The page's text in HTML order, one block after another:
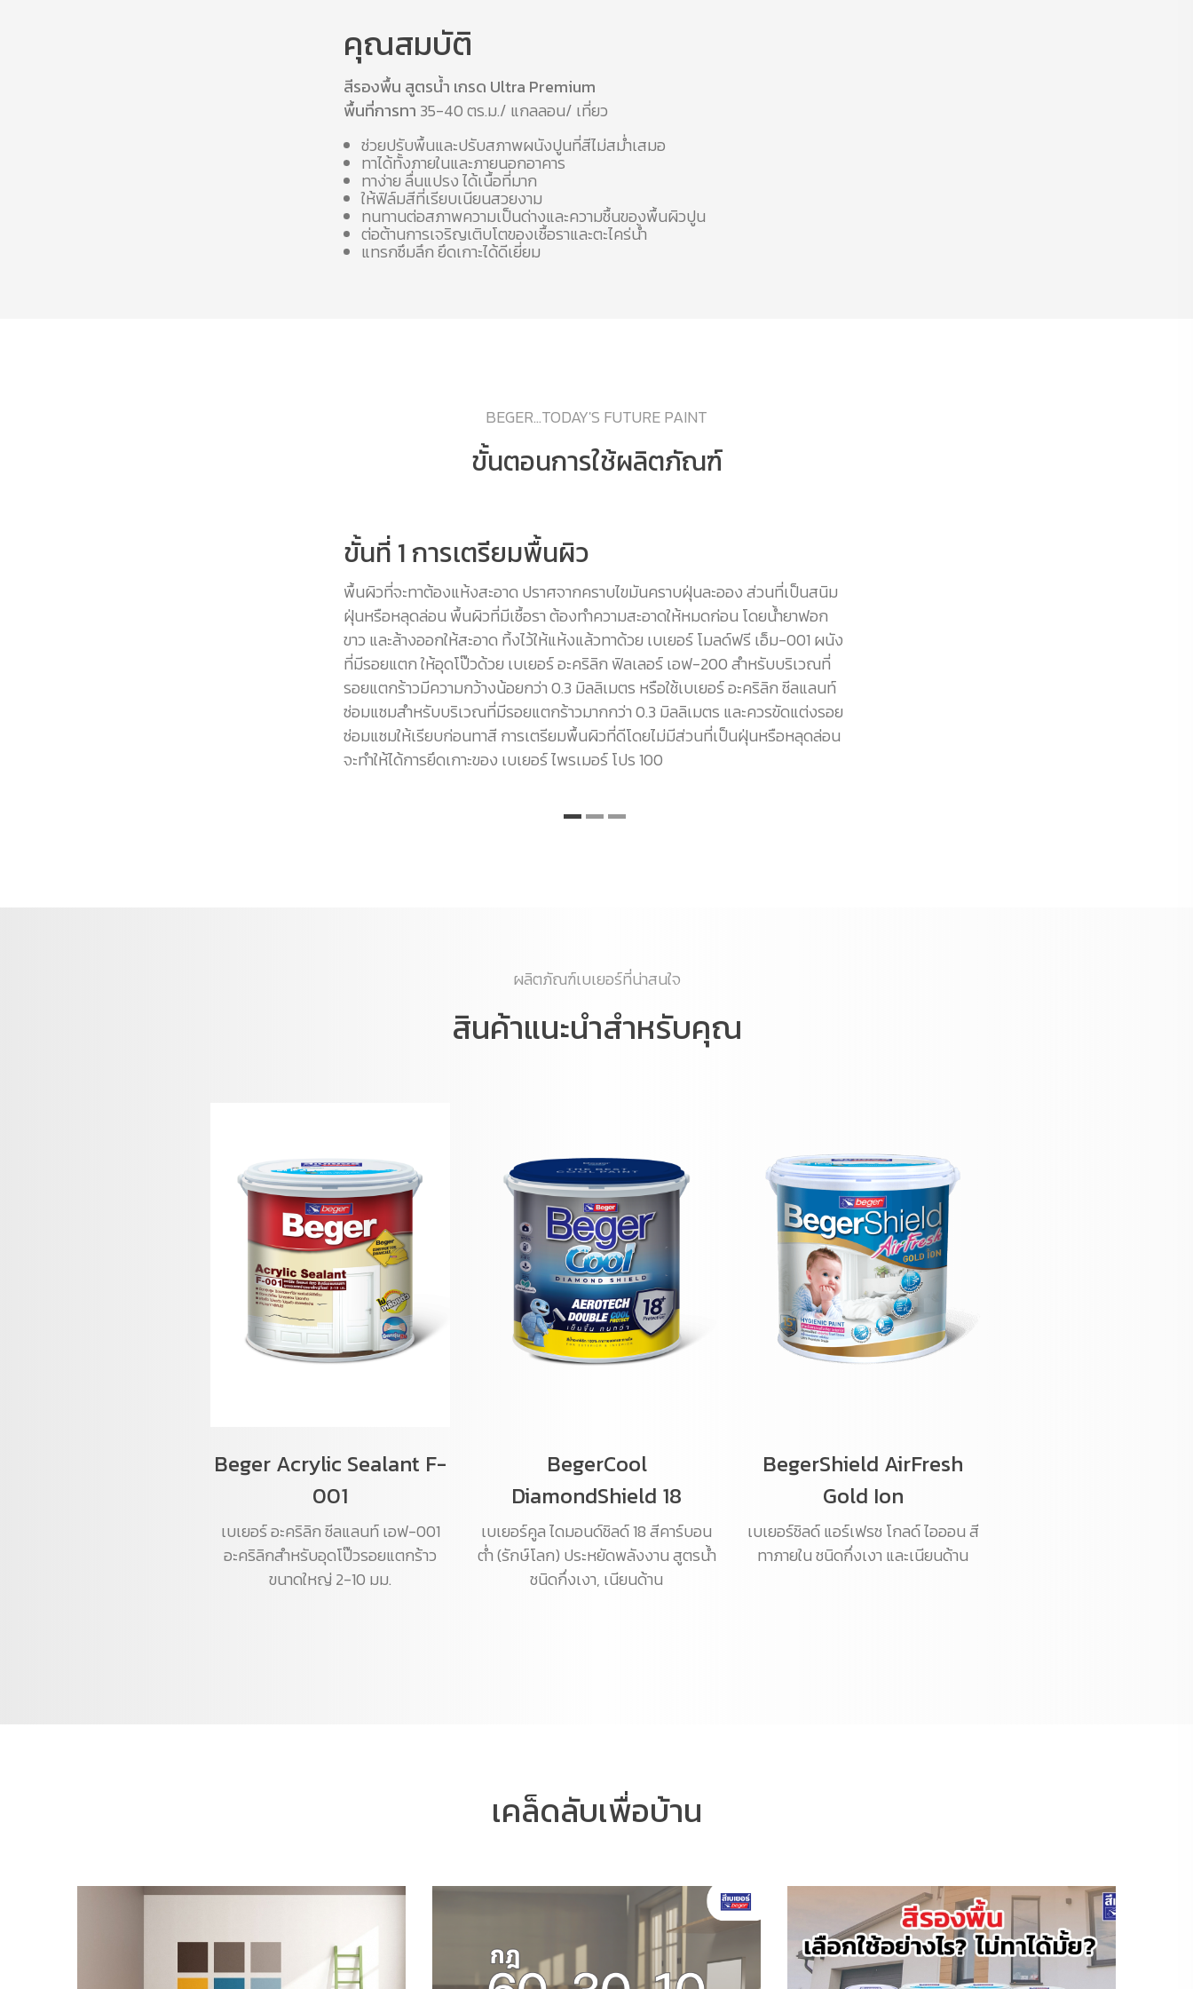
คุณสมบัติ
สีรองพื้น สูตรน้ำ เกรด Ultra Premium
พื้นที่การทา 35-40 ตร.ม./ แกลลอน/ เที่ยว
ช่วยปรับพื้นและปรับสภาพผนังปูนที่สีไม่สม่ำเสมอ
ทาได้ทั้งภายในและภายนอกอาคาร
ทาง่าย ลื่นแปรง ได้เนื้อที่มาก
ให้ฟิล์มสีที่เรียบเนียนสวยงาม
ทนทานต่อสภาพความเป็นด่างและความชื้นของพื้นผิวปูน
ต่อต้านการเจริญเติบโตของเชื้อราและตะไคร่น้ำ
แทรกซึมลึก ยึดเกาะได้ดีเยี่ยม
BEGER...TODAY'S FUTURE PAINT
ขั้นตอนการใช้ผลิตภัณฑ์
ขั้นที่ 1 การเตรียมพื้นผิว
พื้นผิวที่จะทาต้องแห้งสะอาด ปราศจากคราบไขมันคราบฝุ่นละออง ส่วนที่เป็นสนิม
ฝุ่นหรือหลุดล่อน พื้นผิวที่มีเชื้อรา ต้องทำความสะอาดให้หมดก่อน โดยน้ำยาฟอก
ขาว และล้างออกให้สะอาด ทิ้งไว้ให้แห้งแล้วทาด้วย เบเยอร์ โมลด์ฟรี เอ็ม-001 ผนัง
ที่มีรอยแตก ให้อุดโป๊วด้วย เบเยอร์ อะคริลิก ฟิลเลอร์ เอฟ-200 สำหรับบริเวณที่
รอยแตกร้าวมีความกว้างน้อยกว่า 0.3 มิลลิเมตร หรือใช้เบเยอร์ อะคริลิก ซีลแลนท์
ซ่อมแซมสำหรับบริเวณที่มีรอยแตกร้าวมากกว่า 0.3 มิลลิเมตร และควรขัดแต่งรอย
ซ่อมแซมให้เรียบก่อนทาสี การเตรียมพื้นผิวที่ดีโดยไม่มีส่วนที่เป็นฝุ่นหรือหลุดล่อน
จะทำให้ได้การยึดเกาะของ เบเยอร์ ไพรเมอร์ โปร 100
ผลิตภัณฑ์เบเยอร์ที่น่าสนใจ
สินค้าแนะนำสำหรับคุณ
Beger Acrylic Sealant F-
001
เบเยอร์ อะคริลิก ซีลแลนท์ เอฟ-001
อะคริลิกสำหรับอุดโป๊วรอยแตกร้าว
ขนาดใหญ่ 2-10 มม.
BegerCool
DiamondShield 18
เบเยอร์คูล ไดมอนด์ชิลด์ 18 สีคาร์บอน
ต่ำ (รักษ์โลก) ประหยัดพลังงาน สูตรน้ำ
ชนิดกึ่งเงา, เนียนด้าน
BegerShield AirFresh
Gold Ion
เบเยอร์ชิลด์ แอร์เฟรช โกลด์ ไอออน สี
ทาภายใน ชนิดกึ่งเงา และเนียนด้าน
เคล็ดลับเพื่อบ้าน